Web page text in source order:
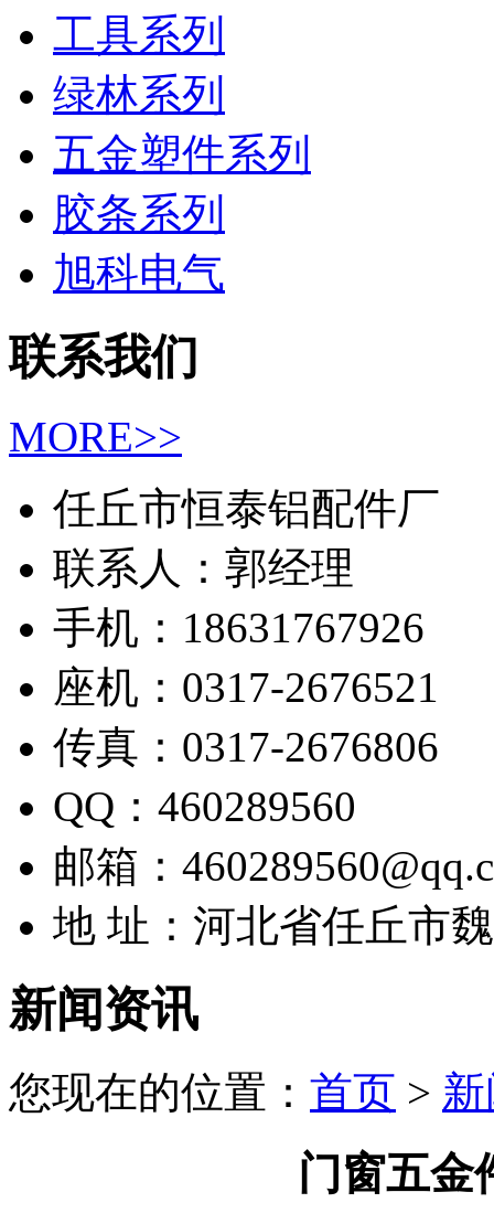
工具系列
绿林系列
五金塑件系列
胶条系列
旭科电气
联系我们
MORE>>
任丘市恒泰铝配件厂
联系人：郭经理
手机：18631767926
座机：0317-2676521
传真：0317-2676806
QQ：460289560
邮箱：
地 址：河北省任丘市
新闻资讯
您现在的位置： 首页 >
门窗五金